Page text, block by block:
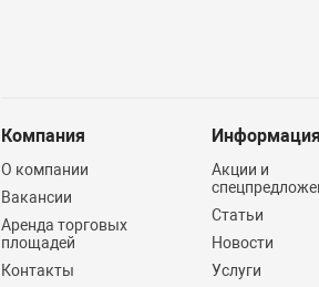
Компания
О компании
Вакансии
Аренда торговых
площадей
Контакты
Информация
Акции и
Статьи
Новости
Услуги